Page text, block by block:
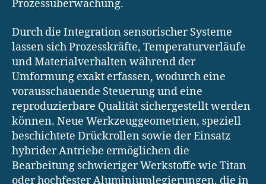
Prozessüberwachung.
Durch die Integration sensorischer Systeme
lassen sich Prozesskräfte, Temperaturverläufe
und Materialverhalten während der
Umformung exakt erfassen, wodurch eine
vorausschauende Steuerung und eine
reproduzierbare Qualität sichergestellt werden
können. Neue Werkzeuggeometrien, speziell
beschichtete Drückrollen sowie der Einsatz
hybrider Antriebe ermöglichen die
Bearbeitung schwieriger Werkstoffe wie Titan
oder hochfester Aluminiumlegierungen, die in